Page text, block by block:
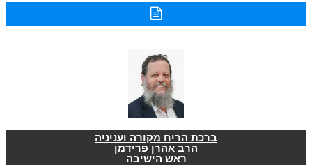
ברכת הריח מקורה ועניניה
הרב אהרן פרידמן
ראש הישיבה